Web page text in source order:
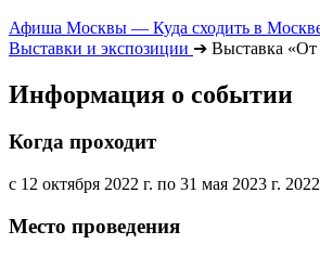
Афиша Москвы — Куда сходить в
Выставки и экспозиции ➔ Выставка «От
Информация о событии
Когда проходит
с 12 октября 2022 г. по 31 мая 2023 г.
Место проведения